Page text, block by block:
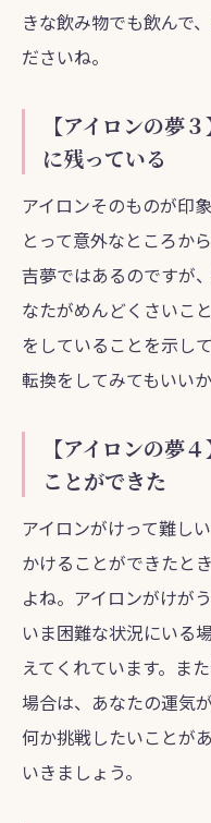
きな飲み物でも飲んで
ださいね。
【アイロンの夢
に残っている
アイロンそのものが印
とって意外なところか
吉夢ではあるのですが
なたがめんどくさいこ
をしていることを示し
転換をしてみてもいい
【アイロンの夢
ことができた
アイロンがけって難し
かけることができたと
よね。アイロンがけが
いま困難な状況にいる
えてくれています。ま
場合は、あなたの運気
何か挑戦したいことが
いきましょう。